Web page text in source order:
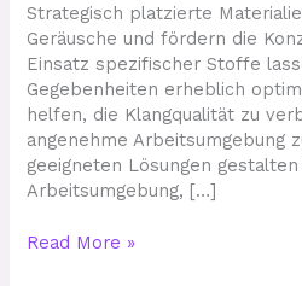
Strategisch platzierte
Geräusche und fördern die
Einsatz spezifischer Stoffe
Gegebenheiten erheblich
helfen, die Klangqualität zu
angenehme Arbeitsumgebung
geeigneten Lösungen
Arbeitsumgebung, […]
Read More »